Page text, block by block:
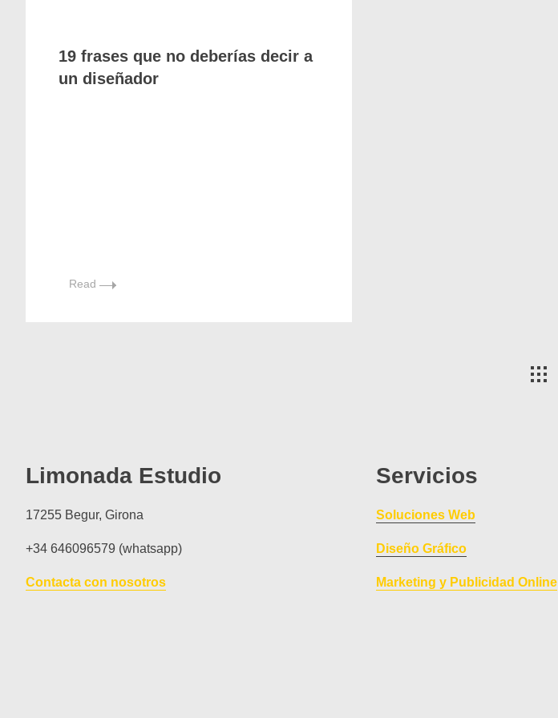
19 frases que no deberías decir a
un diseñador
Read
Limonada Estudio
17255 Begur, Girona
+34 646096579 (whatsapp)
Contacta con nosotros
Servicios
Soluciones Web
Diseño Gráfico
Marketing y Publicidad Online